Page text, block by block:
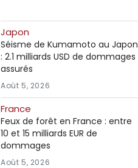
Japon
Séisme de Kumamoto au Japon
: 2.1 milliards USD de dommages
assurés
Août 5, 2026
France
Feux de forêt en France : entre
10 et 15 milliards EUR de
dommages
Août 5, 2026